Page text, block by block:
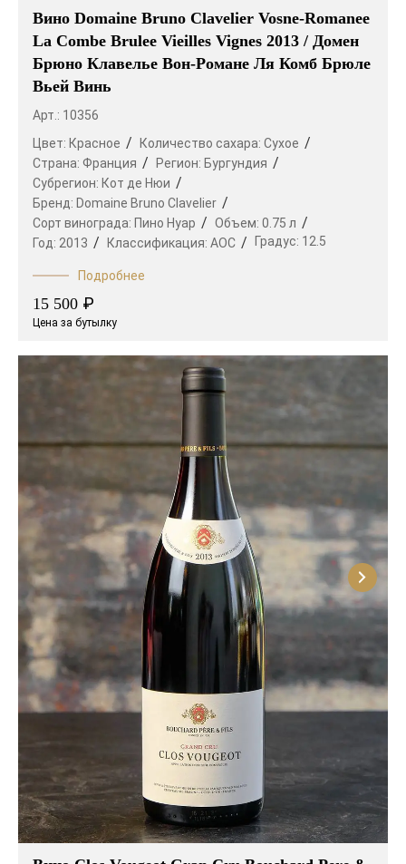
Вино Domaine Bruno Clavelier Vosne-Romanee
La Combe Brulee Vieilles Vignes 2013 / Домен
Брюно Клавелье Вон-Романе Ля Комб Брюле
Вьей Винь
Арт.: 10356
Цвет: Красное Количество сахара: Сухое
Страна: Франция Регион: Бургундия
Субрегион: Кот де Нюи
Бренд: Domaine Bruno Clavelier
Сорт винограда: Пино Нуар Объем: 0.75 л
Год: 2013 Классификация: AOC Градус: 12.5
Подробнее
15 500 ₽
Цена за бутылку